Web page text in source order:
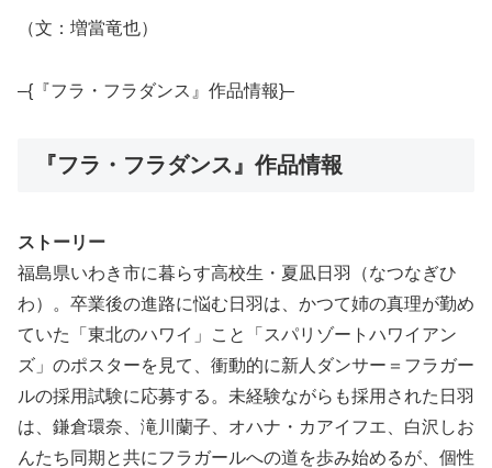
（文：増當竜也）
–{『フラ・フラダンス』作品情報}–
『フラ・フラダンス』作品情報
ストーリー
福島県いわき市に暮らす高校生・夏凪日羽（なつなぎひ
わ）。卒業後の進路に悩む日羽は、かつて姉の真理が勤め
ていた「東北のハワイ」こと「スパリゾートハワイアン
ズ」のポスターを見て、衝動的に新人ダンサー＝フラガー
ルの採用試験に応募する。未経験ながらも採用された日羽
は、鎌倉環奈、滝川蘭子、オハナ・カアイフエ、白沢しお
んたち同期と共にフラガールへの道を歩み始めるが、個性